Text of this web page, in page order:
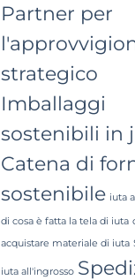
Partner per
strategico
Imballaggi
sostenibili in
Catena di
sostenibile iuta
di cosa è fatta la tela di iuta
acquistare materiale di iuta
iuta all'ingrosso